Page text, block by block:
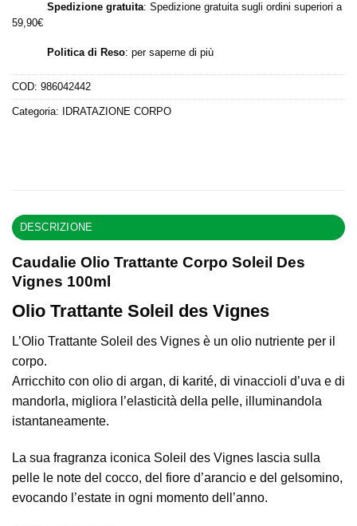
Spedizione gratuita: Spedizione gratuita sugli ordini superiori a
59,90€
Politica di Reso: per saperne di più
COD: 986042442
Categoria: IDRATAZIONE CORPO
DESCRIZIONE
Caudalie Olio Trattante Corpo Soleil Des
Vignes 100ml
Olio Trattante Soleil des Vignes
L’Olio Trattante Soleil des Vignes è un olio nutriente per il
corpo.
Arricchito con olio di argan, di karité, di vinaccioli d’uva e di
mandorla, migliora l’elasticità della pelle, illuminandola
istantaneamente.
La sua fragranza iconica Soleil des Vignes lascia sulla
pelle le note del cocco, del fiore d’arancio e del gelsomino,
evocando l’estate in ogni momento dell’anno.